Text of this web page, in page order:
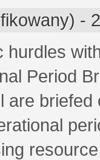
-
hurdles
Period
are